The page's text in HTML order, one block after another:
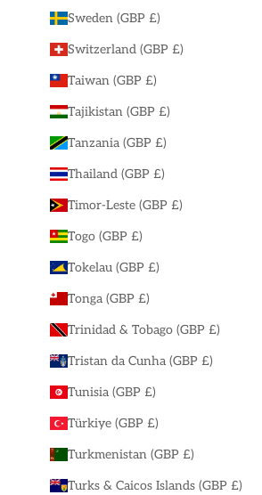
Sweden (GBP £)
Switzerland (GBP £)
Taiwan (GBP £)
Tajikistan (GBP £)
Tanzania (GBP £)
Thailand (GBP £)
Timor-Leste (GBP £)
Togo (GBP £)
Tokelau (GBP £)
Tonga (GBP £)
Trinidad & Tobago (GBP £)
Tristan da Cunha (GBP £)
Tunisia (GBP £)
Türkiye (GBP £)
Turkmenistan (GBP £)
Turks & Caicos Islands (GBP £)